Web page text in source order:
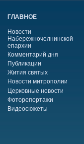
ГЛАВНОЕ
Новости
Набережночелнинской
епархии
Комментарий дня
Публикации
Жития святых
Новости митрополии
Церковные новости
Фоторепортажи
Видеосюжеты